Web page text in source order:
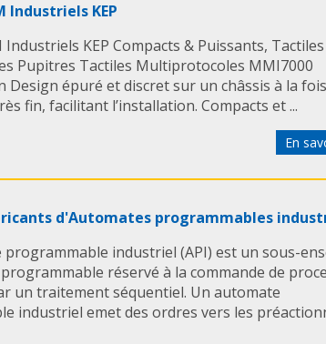
Industriels KEP
KEP Compacts & Puissants,
Pupitres Tactiles Multiprotocoles MMI7000
Design épuré et discret sur un châssis à la fois
fin, facilitant l’installation. Compacts et ...
En
d'Automates programmables
industriel (API) est un sous-
réservé à la commande de
un traitement séquentiel. Un automate
industriel emet des ordres vers les